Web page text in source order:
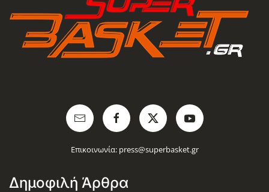
Επικοινωνία: press@superbasket.gr
Δημοφιλή Άρθρα